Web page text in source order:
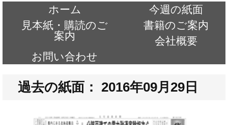
ホーム
今週の紙面
見本紙・購読のご
案内
書籍のご案内
会社概要
お問い合わせ
過去の紙面： 2016年09月29日